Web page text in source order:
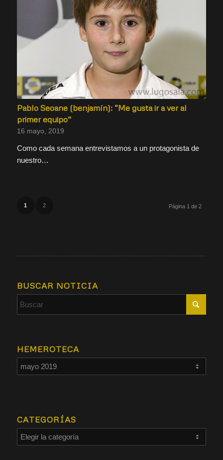
Pablo Seoane (benjamín): “Me gusta ir a ver al
primer equipo”
16 mayo, 2019
Como cada semana entrevistamos a un protagonista de
nuestro…
Página 1 de 2
1 2
BUSCAR NOTICIA
HEMEROTECA
CATEGORÍAS